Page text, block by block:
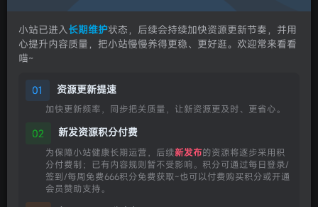
可用下载方式
附件直接下载
小站已进入长期维护状态，后续会持续加快资源更新节奏，并用
心提升内容质量，把小站慢慢养得更稳、更好逛。欢迎常来看看
喵~
01 资源更新提速
加快更新频率，同步把关质量，让新资源更及时、更省心。
02 新发资源积分付费
为保障小站健康长期运营，后续新发布的资源将逐步采用积
分付费制；已有内容规则暂不受影响。积分可通过每日登录/
签到/每周免费666积分免费获取~也可以付费购买积分或开通
会员赞助支持。